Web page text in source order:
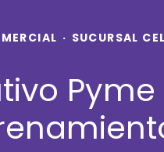
· SUCURSAL
Pyme